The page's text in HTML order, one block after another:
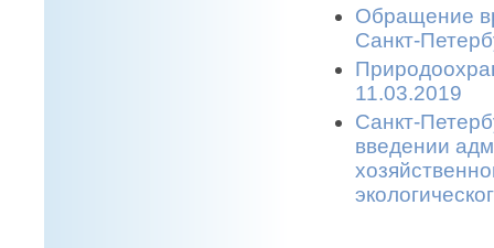
Обращение
Санкт-
11.03.2019
Санкт-
введении